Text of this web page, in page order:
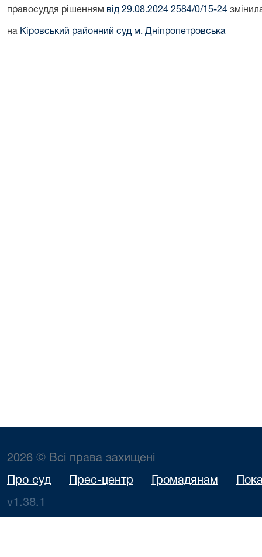
правосуддя рішенням від 29.08.2024 2584/0/15-24
на Кіровський районний суд м. Дніпропетровська
2026 © Всі права захищені
Про суд Прес-центр Громадянам
v1.38.1